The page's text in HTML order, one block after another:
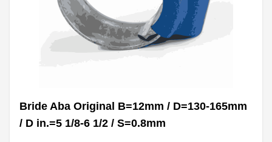
Bride Aba Original B=12mm / D=130-165mm
/ D in.=5 1/8-6 1/2 / S=0.8mm